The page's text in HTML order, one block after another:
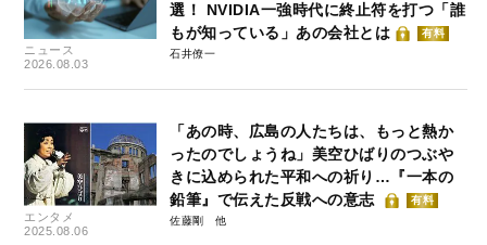
ニュース
2026.08.03
選！ NVIDIA一強時代に終止符を打つ「誰
もが知っている」あの会社とは
有料
石井僚一
エンタメ
2025.08.06
「あの時、広島の人たちは、もっと熱か
ったのでしょうね」美空ひばりのつぶや
きに込められた平和への祈り…『一本の
鉛筆』で伝えた反戦への意志
有料
佐藤剛